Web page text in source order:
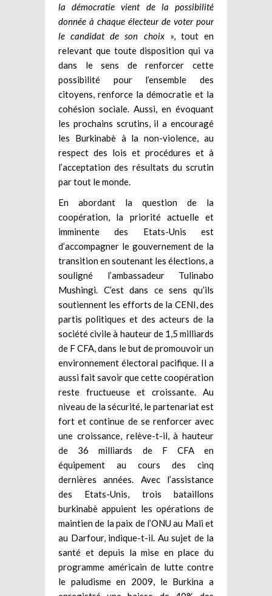
la démocratie vient de la possibilité
donnée à chaque électeur de voter pour
le candidat de son choix », tout en
relevant que toute disposition qui va
dans le sens de renforcer cette
possibilité pour l’ensemble des
citoyens, renforce la démocratie et la
cohésion sociale. Aussi, en évoquant
les prochains scrutins, il a encouragé
les Burkinabè à la non-violence, au
respect des lois et procédures et à
l’acceptation des résultats du scrutin
par tout le monde.
En abordant la question de la
coopération, la priorité actuelle et
imminente des Etats-Unis est
d’accompagner le gouvernement de la
transition en soutenant les élections, a
souligné l’ambassadeur Tulinabo
Mushingi. C’est dans ce sens qu’ils
soutiennent les efforts de la CENI, des
partis politiques et des acteurs de la
société civile à hauteur de 1,5 milliards
de F CFA, dans le but de promouvoir un
environnement électoral pacifique. Il a
aussi fait savoir que cette coopération
reste fructueuse et croissante. Au
niveau de la sécurité, le partenariat est
fort et continue de se renforcer avec
une croissance, relève-t-il, à hauteur
de 36 milliards de F CFA en
équipement au cours des cinq
dernières années. Avec l’assistance
des Etats-Unis, trois bataillons
burkinabè appuient les opérations de
maintien de la paix de l’ONU au Mali et
au Darfour, indique-t-il. Au sujet de la
santé et depuis la mise en place du
programme américain de lutte contre
le paludisme en 2009, le Burkina a